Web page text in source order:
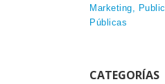
Marketing,
Públicas
CATEGORÍAS